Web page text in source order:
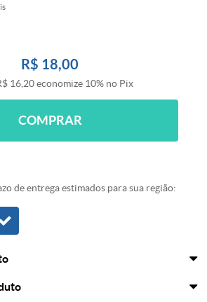
R$ 18,00
16,20economize 10% no Pix
COMPRAR
de entrega estimados para sua região: